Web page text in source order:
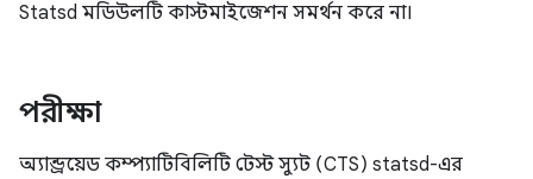
Statsd মডিউলটি কাস্টমাইজেশন সমর্থন করে না।
পরীক্ষা
অ্যান্ড্রয়েড কম্প্যাটিবিলিটি টেস্ট স্যুট (CTS) statsd-এর